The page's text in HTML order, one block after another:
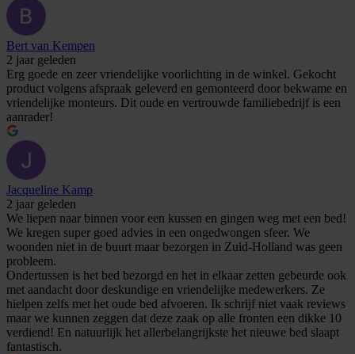
Bert van Kempen
2 jaar geleden
Erg goede en zeer vriendelijke voorlichting in de winkel. Gekocht
product volgens afspraak geleverd en gemonteerd door bekwame en
vriendelijke monteurs. Dit oude en vertrouwde familiebedrijf is een
aanrader!
Jacqueline Kamp
2 jaar geleden
We liepen naar binnen voor een kussen en gingen weg met een bed!
We kregen super goed advies in een ongedwongen sfeer. We
woonden niet in de buurt maar bezorgen in Zuid-Holland was geen
probleem.
Ondertussen is het bed bezorgd en het in elkaar zetten gebeurde ook
met aandacht door deskundige en vriendelijke medewerkers. Ze
hielpen zelfs met het oude bed afvoeren. Ik schrijf niet vaak reviews
maar we kunnen zeggen dat deze zaak op alle fronten een dikke 10
verdiend! En natuurlijk het allerbelangrijkste het nieuwe bed slaapt
fantastisch.